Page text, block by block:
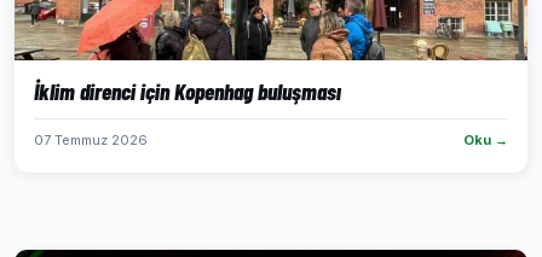
İklim direnci için Kopenhag buluşması
07 Temmuz 2026 Oku →